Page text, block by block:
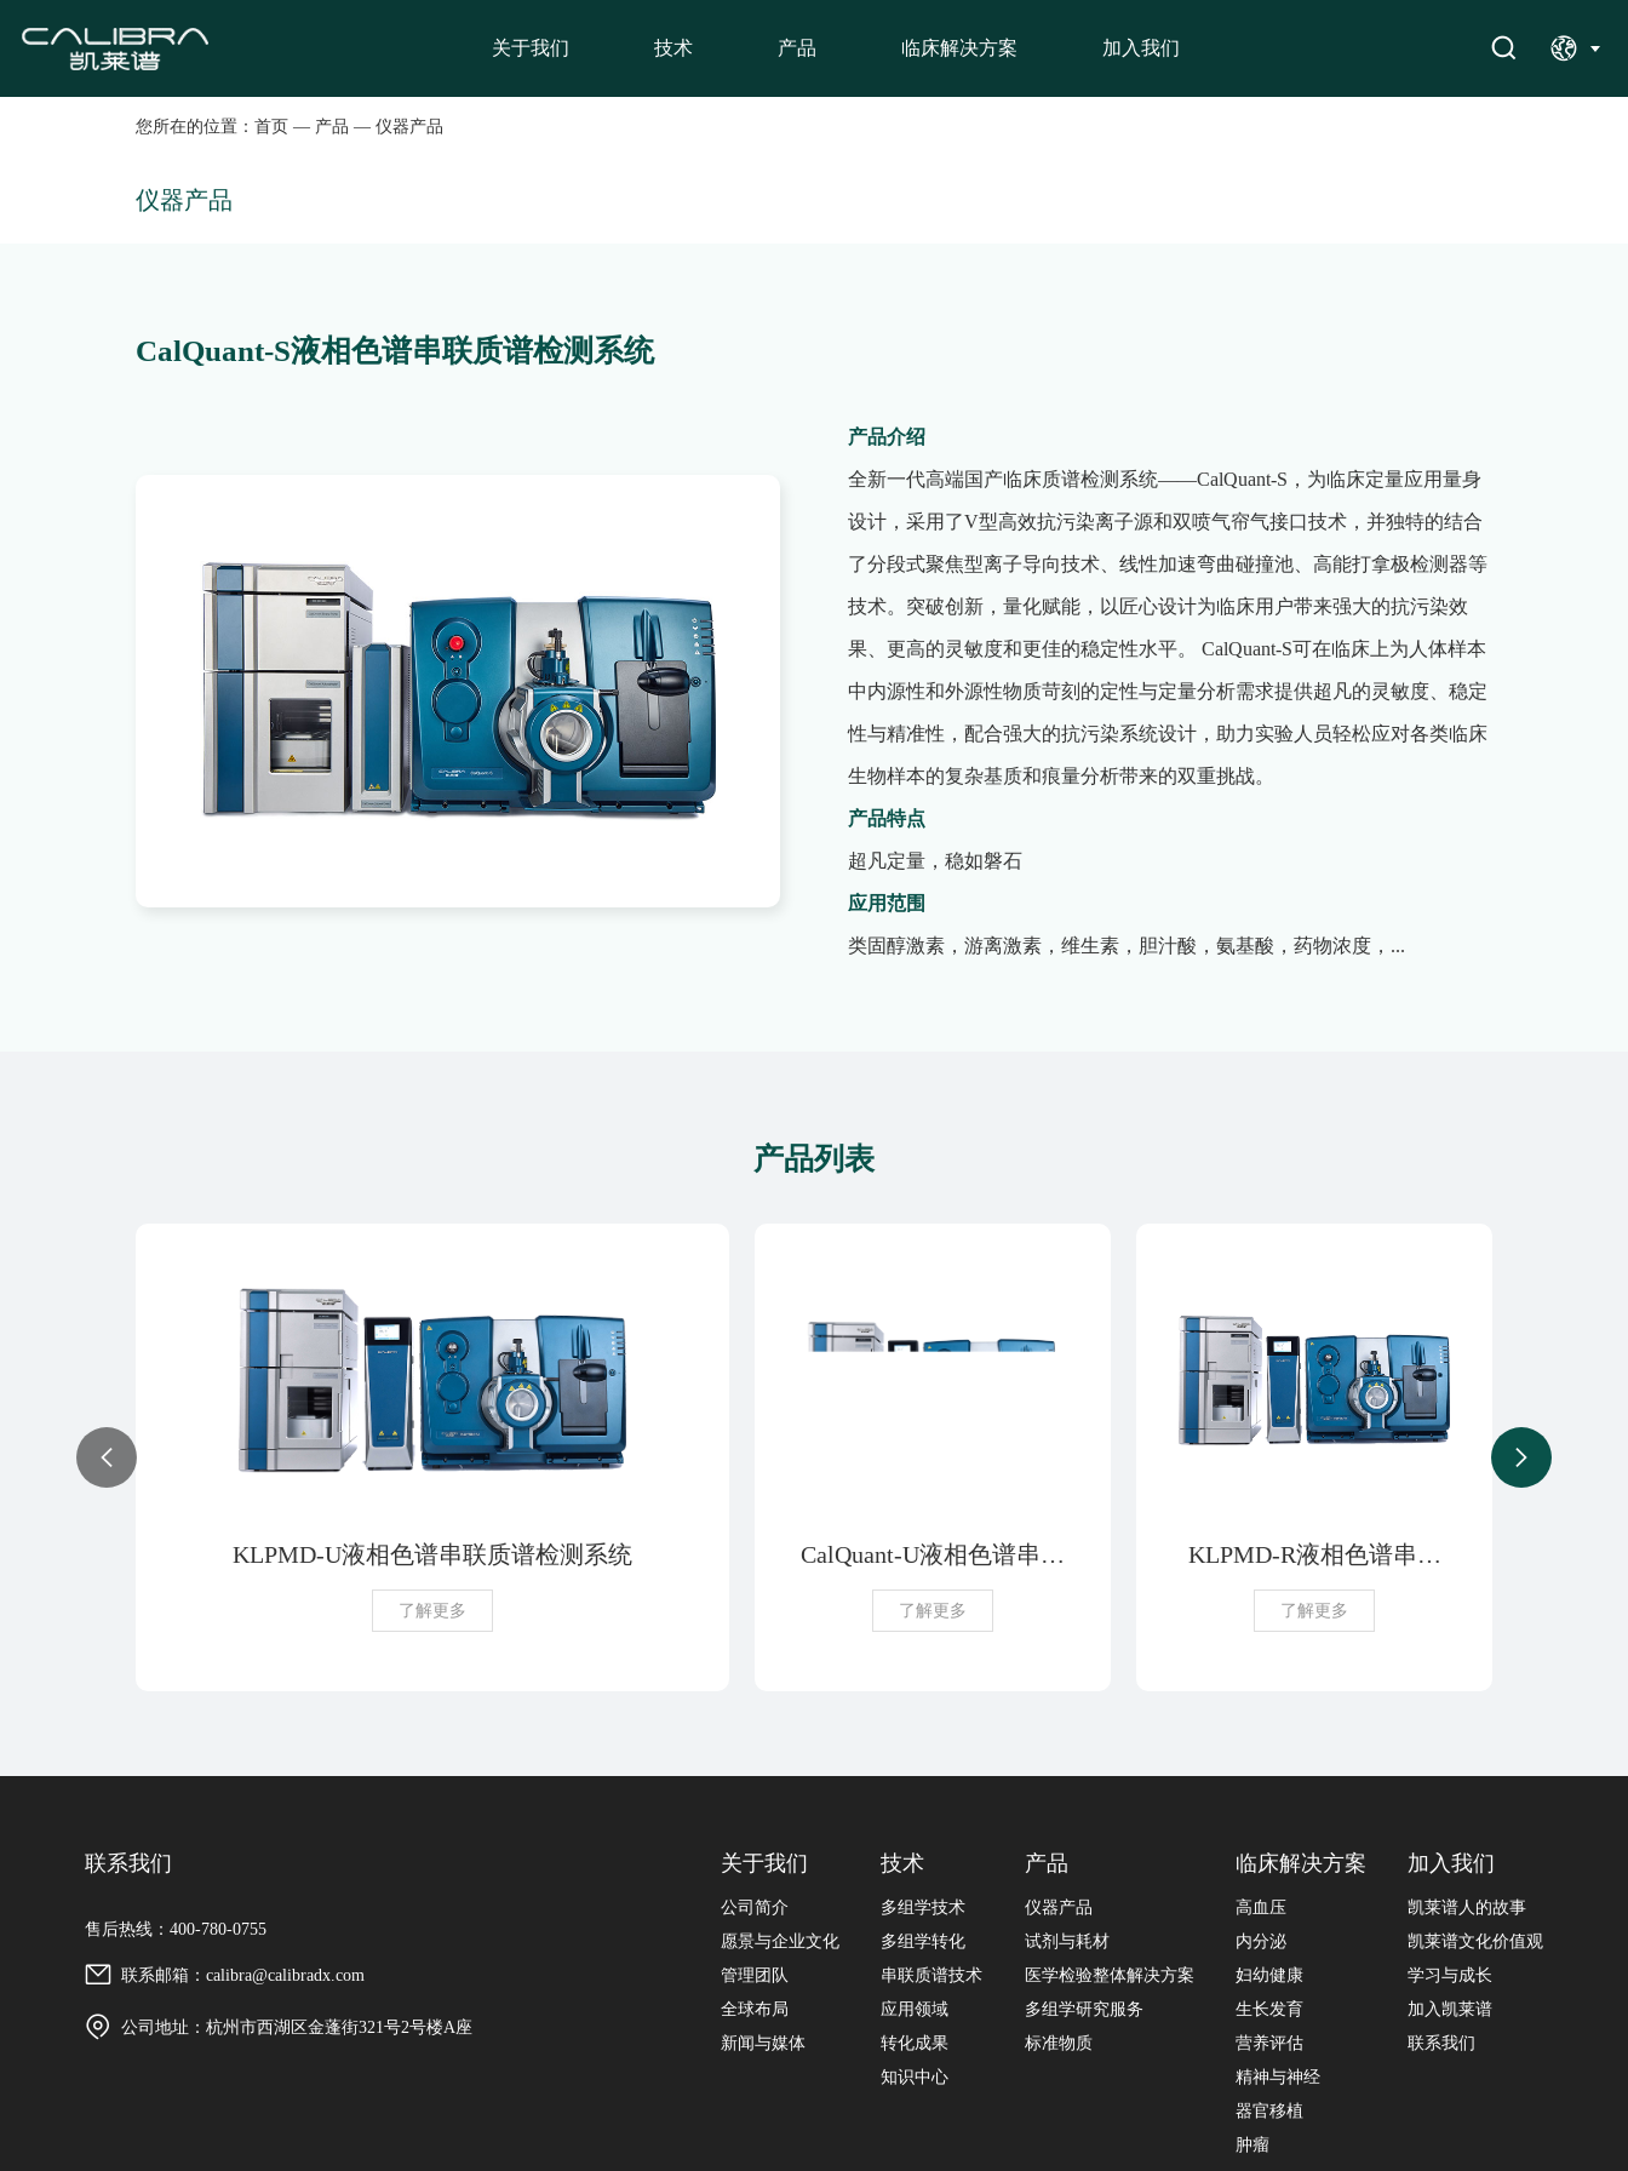
关于我们 技术 产品 临床解决方案 加入我们
您所在的位置： 首页 — 产品 — 仪器产品
仪器产品
CalQuant-S液相色谱串联质谱检测系统
产品介绍
全新一代高端国产临床质谱检测系统——CalQuant-S，为临床定量应用量身
设计，采用了V型高效抗污染离子源和双喷气帘气接口技术，并独特的结合
了分段式聚焦型离子导向技术、线性加速弯曲碰撞池、高能打拿极检测器等
技术。突破创新，量化赋能，以匠心设计为临床用户带来强大的抗污染效
果、更高的灵敏度和更佳的稳定性水平。 CalQuant-S可在临床上为人体样本
中内源性和外源性物质苛刻的定性与定量分析需求提供超凡的灵敏度、稳定
性与精准性，配合强大的抗污染系统设计，助力实验人员轻松应对各类临床
生物样本的复杂基质和痕量分析带来的双重挑战。
产品特点
超凡定量， 稳如磐石
应用范围
类固醇激素， 游离激素， 维生素， 胆汁酸， 氨基酸， 药物浓度， ...
产品列表
KLPMD-U液相色谱串联质谱检测系统
了解更多
CalQuant-U液相色谱串联
质谱检测系统
了解更多
KLPMD-R液相色谱串联
质谱检测系统
了解更多
联系我们
售后热线：400-780-0755
联系邮箱：calibra@calibradx.com
公司地址：杭州市西湖区金蓬街321号2号楼A座
关于我们
公司简介
愿景与企业文化
管理团队
全球布局
新闻与媒体
技术
多组学技术
多组学转化
串联质谱技术
应用领域
转化成果
知识中心
产品
仪器产品
试剂与耗材
医学检验整体解决方案
多组学研究服务
标准物质
临床解决方案
高血压
内分泌
妇幼健康
生长发育
营养评估
精神与神经
器官移植
肿瘤
加入我们
凯莱谱人的故事
凯莱谱文化价值观
学习与成长
加入凯莱谱
联系我们